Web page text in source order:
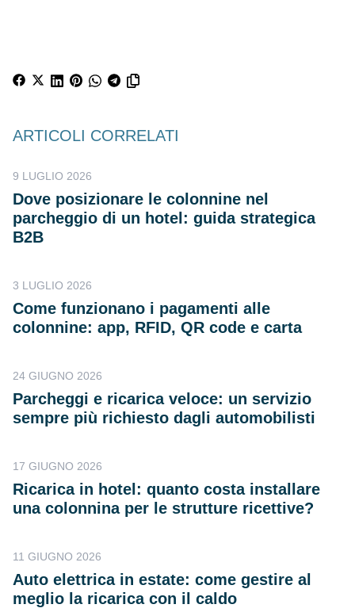
ARTICOLI CORRELATI
9 LUGLIO 2026
Dove posizionare le colonnine nel
parcheggio di un hotel: guida strategica
B2B
3 LUGLIO 2026
Come funzionano i pagamenti alle
colonnine: app, RFID, QR code e carta
24 GIUGNO 2026
Parcheggi e ricarica veloce: un servizio
sempre più richiesto dagli automobilisti
17 GIUGNO 2026
Ricarica in hotel: quanto costa installare
una colonnina per le strutture ricettive?
11 GIUGNO 2026
Auto elettrica in estate: come gestire al
meglio la ricarica con il caldo